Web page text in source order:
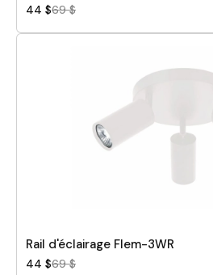
44 $69 $
Rail d'éclairage Flem-3WR
44 $69 $